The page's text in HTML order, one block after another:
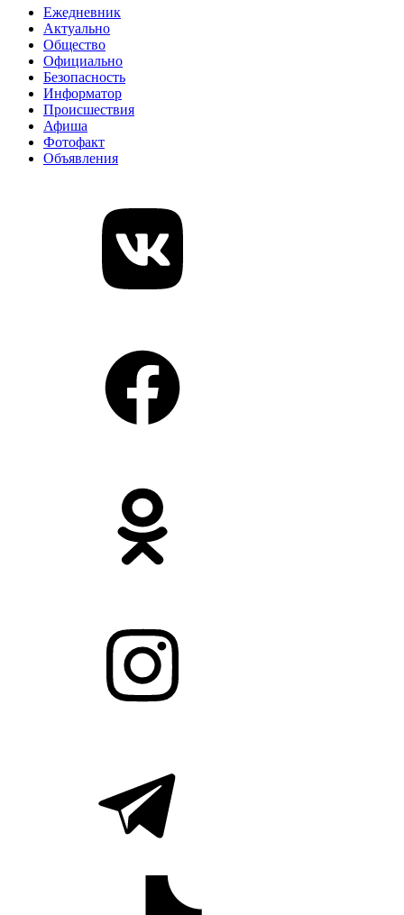
Ежедневник
Актуально
Общество
Официально
Безопасность
Информатор
Происшествия
Афиша
Фотофакт
Объявления